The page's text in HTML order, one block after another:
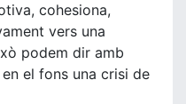
cohesiona,
vers una
podem dir amb
el fons una crisi de